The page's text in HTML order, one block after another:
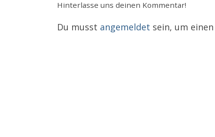
Hinterlasse uns deinen Kommentar!
Du musst angemeldet sein, um